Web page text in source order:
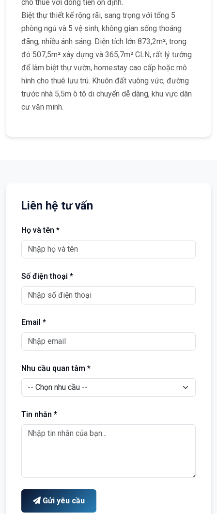
cho thuê với dòng tiền ổn định.
Biệt thự thiết kế rộng rãi, sang trọng với tổng 5
phòng ngủ và 5 vệ sinh, không gian sống thoáng
đãng, nhiều ánh sáng. Diện tích lớn 873,2m², trong
đó 507,5m² xây dựng và 365,7m² CLN, rất lý tưởng
để làm biệt thự vườn, homestay cao cấp hoặc mô
hình cho thuê lưu trú. Khuôn đất vuông vức, đường
trước nhà 5,5m ô tô di chuyển dễ dàng, khu vực dân
cư văn minh.
Liên hệ tư vấn
Họ và tên *
Số điện thoại *
Email *
Nhu cầu quan tâm *
Tin nhắn *
Gửi yêu cầu